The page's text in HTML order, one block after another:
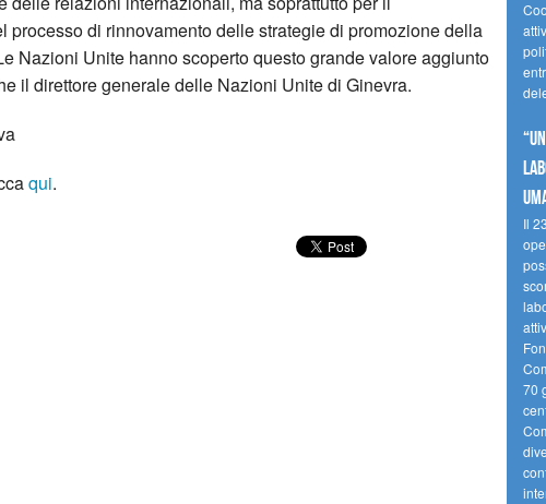
processo di rinnovamento delle strategie di promozione della
Nazioni Unite hanno scoperto questo grande valore aggiunto
il direttore generale delle Nazioni Unite di Ginevra.
qui.
Il
70